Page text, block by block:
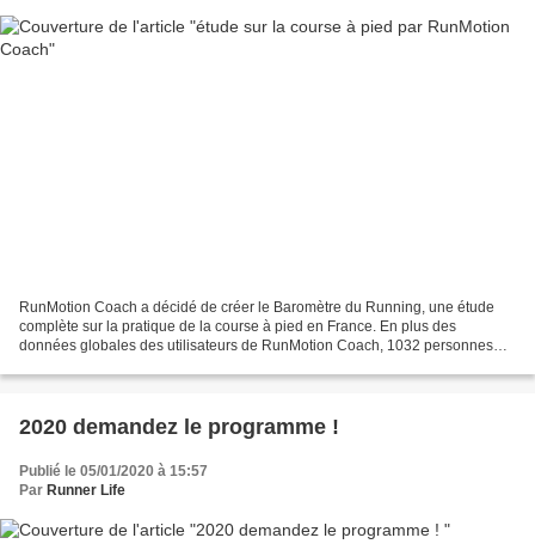
RunMotion Coach a décidé de créer le Baromètre du Running, une étude
complète sur la pratique de la course à pied en France. En plus des
données globales des utilisateurs de RunMotion Coach, 1032 personnes
2020 demandez le programme !
Publié le 05/01/2020 à 15:57
Par Runner Life